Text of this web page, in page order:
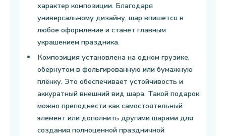
характер композиции. Благодаря
универсальному дизайну, шар впишется в
любое оформление и станет главным
украшением праздника.
Композиция установлена на одном грузике,
обёрнутом в фольгированную или бумажную
плёнку. Это обеспечивает устойчивость и
аккуратный внешний вид шара. Такой подарок
можно преподнести как самостоятельный
элемент или дополнить другими шарами для
создания полноценной праздничной